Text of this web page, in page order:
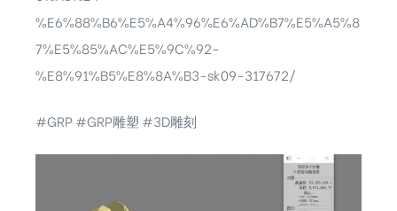
%E6%88%B6%E5%A4%96%E6%AD%B7%E5%A5%8
7%E5%85%AC%E5%9C%92-
%E8%91%B5%E8%8A%B3-sk09-317672/
#GRP#GRP雕塑 #3D雕刻